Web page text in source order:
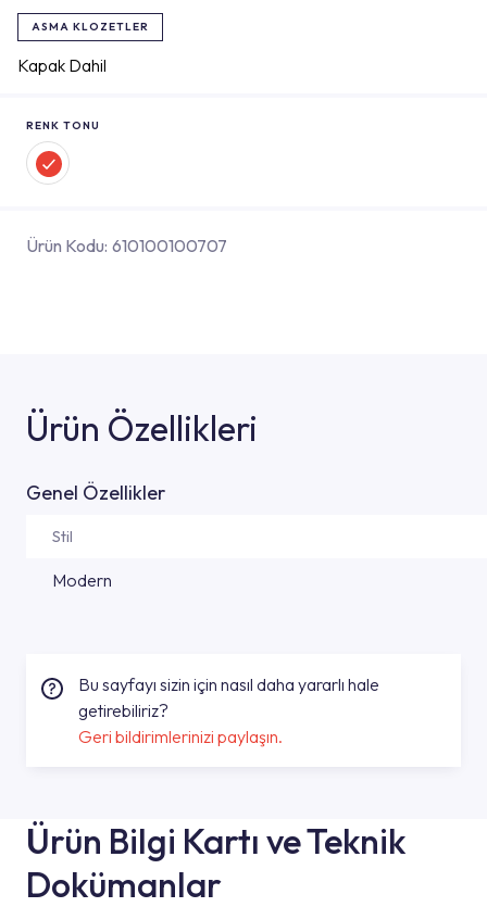
ASMA KLOZETLER
Kapak Dahil
RENK TONU
Ürün Kodu: 610100100707
Ürün Özellikleri
Genel Özellikler
Stil
Modern
Bu sayfayı sizin için nasıl daha yararlı hale
getirebiliriz?
Geri bildirimlerinizi paylaşın.
Ürün Bilgi Kartı ve Teknik
Dokümanlar